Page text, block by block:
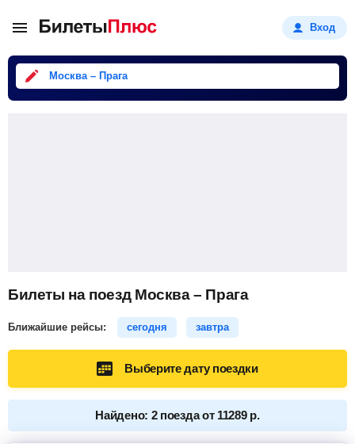
Вход
Москва – Прага
Билеты на поезд Москва – Прага
Ближайшие рейсы: сегодня завтра
Выберите дату поездки
Найдено: 2 поезда от 11289 р.